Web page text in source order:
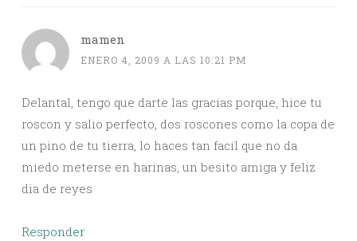
mamen
ENERO 4, 2009 A LAS 10:21 PM
Delantal, tengo que darte las gracias porque, hice tu
roscon y salio perfecto, dos roscones como la copa de
un pino de tu tierra, lo haces tan facil que no da
miedo meterse en harinas, un besito amiga y feliz
dia de reyes
Responder